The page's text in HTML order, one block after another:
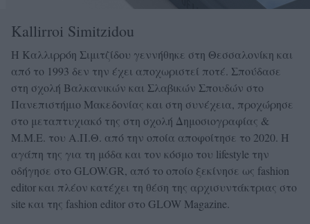
Kallirroi Simitzidou
Η Καλλιρρόη Σιμιτζίδου γεννήθηκε στη Θεσσαλονίκη και
από το 1993 δεν την έχει αποχωριστεί ποτέ. Σπούδασε
στη σχολή Βαλκανικών και Σλαβικών Σπουδών στο
Πανεπιστήμιο Μακεδονίας και στη συνέχεια, προχώρησε
στο μεταπτυχιακό της στη σχολή Δημοσιογραφίας &
Μ.Μ.Ε. του Α.Π.Θ. από την οποία αποφοίτησε το 2020. Η
αγάπη της για τη μόδα και τον κόσμο του lifestyle την
οδήγησε στο GLOW.GR, από το οποίο ξεκίνησε ως fashion
editor και πλέον κατέχει τη θέση της αρχισυντάκτριας στο
site και της fashion editor στο GLOW Magazine.